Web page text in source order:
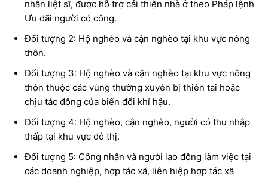
nhân liệt sĩ, được hỗ trợ cải thiện nhà ở theo Pháp lệnh
Ưu đãi người có công.
Đối tượng 2: Hộ nghèo và cận nghèo tại khu vực nông
thôn.
Đối tượng 3: Hộ nghèo và cận nghèo tại khu vực nông
thôn thuộc các vùng thường xuyên bị thiên tai hoặc
chịu tác động của biến đổi khí hậu.
Đối tượng 4: Hộ nghèo, cận nghèo, người có thu nhập
thấp tại khu vực đô thị.
Đối tượng 5: Công nhân và người lao động làm việc tại
các doanh nghiệp, hợp tác xã, liên hiệp hợp tác xã